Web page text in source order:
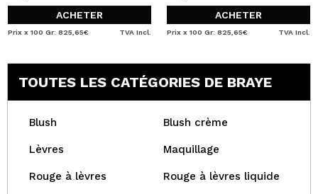
ACHETER
Prix x 100 Gr: 825,65€ TVA Incl.
ACHETER
Prix x 100 Gr: 825,65€ TVA Incl.
TOUTES LES CATÉGORIES DE BRAYE
Blush Blush crème
Lèvres Maquillage
Rouge à lèvres Rouge à lèvres liquide